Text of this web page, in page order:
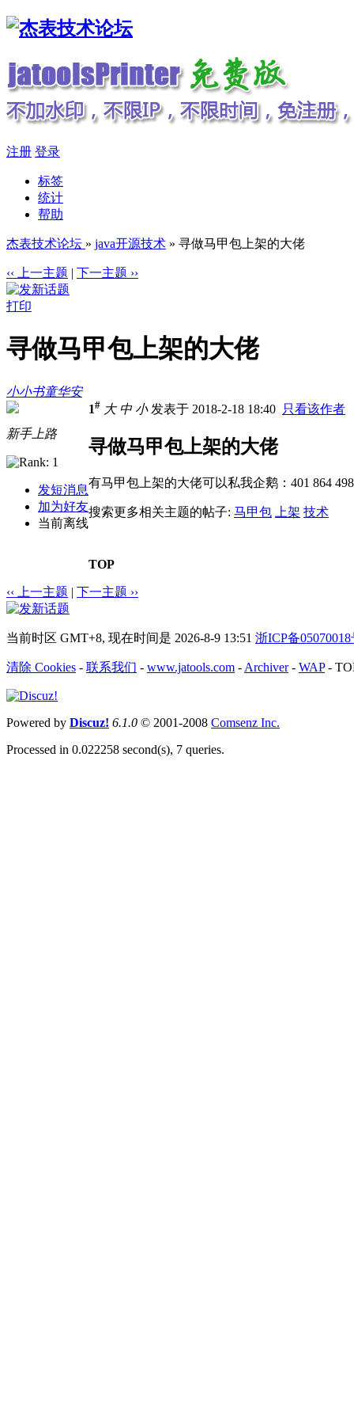
注册 登录
标签
统计
帮助
杰表技术论坛 » java开源技术 » 寻做马甲包上架的大佬
‹‹ 上一主题 | 下一主题 ››
打印
寻做马甲包上架的大佬
小小书童华安
新手上路
发短消息
加为好友
当前离线
1# 大 中 小发表于 2018-2-18 18:40 只看该作者
寻做马甲包上架的大佬
有马甲包上架的大佬可以私我企鹅：401 864 498
搜索更多相关主题的帖子: 马甲包 上架 技术
TOP
‹‹ 上一主题 | 下一主题 ››
当前时区 GMT+8, 现在时间是 2026-8-9 13:51 浙ICP备05070018
清除 Cookies - 联系我们 - www.jatools.com - Archiver- WAP-
Powered by Discuz! 6.1.0 © 2001-2008 Comsenz Inc.
Processed in 0.022258 second(s), 7 queries.